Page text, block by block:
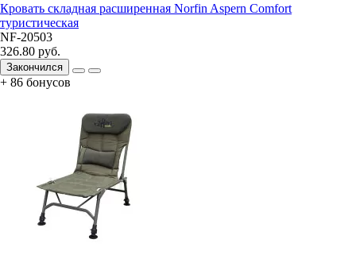
Кровать складная расширенная Norfin Aspern Comfort
туристическая
NF-20503
326.80 руб.
Закончился
+ 86 бонусов